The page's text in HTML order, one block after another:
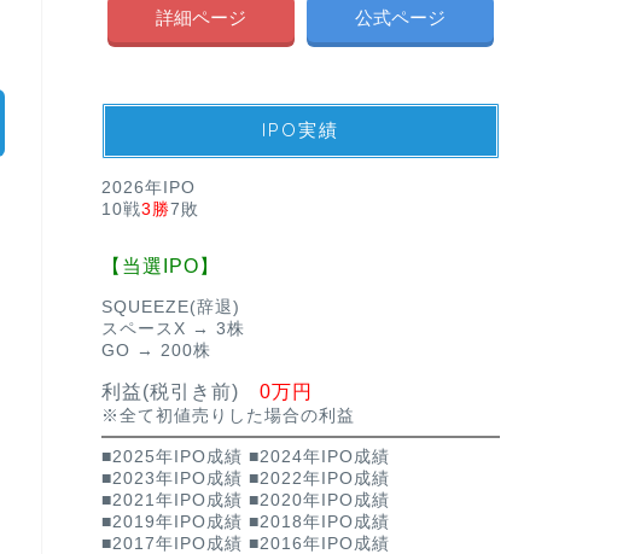
詳細ページ 公式ページ
IPO実績
2026年IPO
10戦3勝7敗
【当選IPO】
SQUEEZE(辞退)
スペースX → 3株
GO → 200株
利益(税引き前) 0万円
※全て初値売りした場合の利益
■2025年IPO成績 ■2024年IPO成績
■2023年IPO成績 ■2022年IPO成績
■2021年IPO成績 ■2020年IPO成績
■2019年IPO成績 ■2018年IPO成績
■2017年IPO成績 ■2016年IPO成績